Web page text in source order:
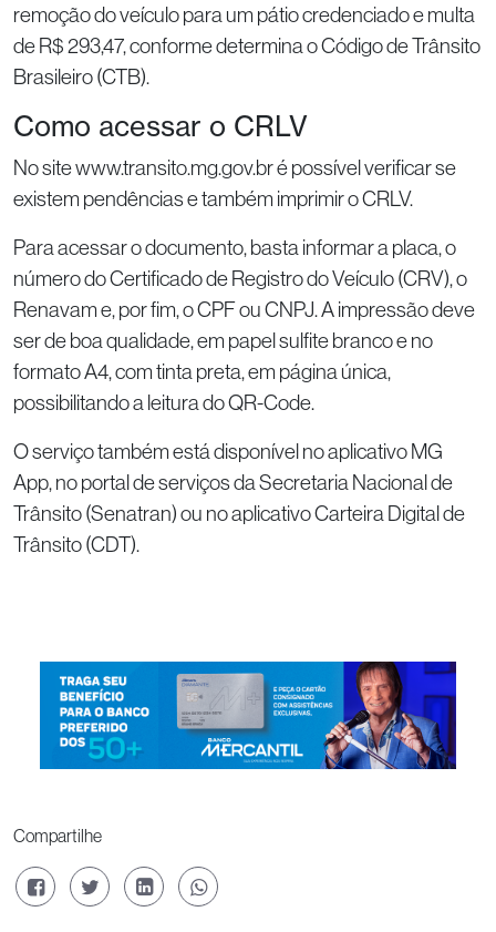
remoção do veículo para um pátio credenciado e multa
de R$ 293,47, conforme determina o Código de Trânsito
Brasileiro (CTB).
Como acessar o CRLV
No site www.transito.mg.gov.br é possível verificar se
existem pendências e também imprimir o CRLV.
Para acessar o documento, basta informar a placa, o
número do Certificado de Registro do Veículo (CRV), o
Renavam e, por fim, o CPF ou CNPJ. A impressão deve
ser de boa qualidade, em papel sulfite branco e no
formato A4, com tinta preta, em página única,
possibilitando a leitura do QR-Code.
O serviço também está disponível no aplicativo MG
App, no portal de serviços da Secretaria Nacional de
Trânsito (Senatran) ou no aplicativo Carteira Digital de
Trânsito (CDT).
Compartilhe